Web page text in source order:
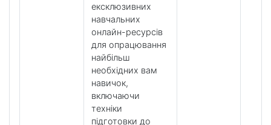
ексклюзивних
навчальних
онлайн-ресурсів
для опрацювання
найбільш
необхідних вам
навичок,
включаючи
техніки
підготовки до